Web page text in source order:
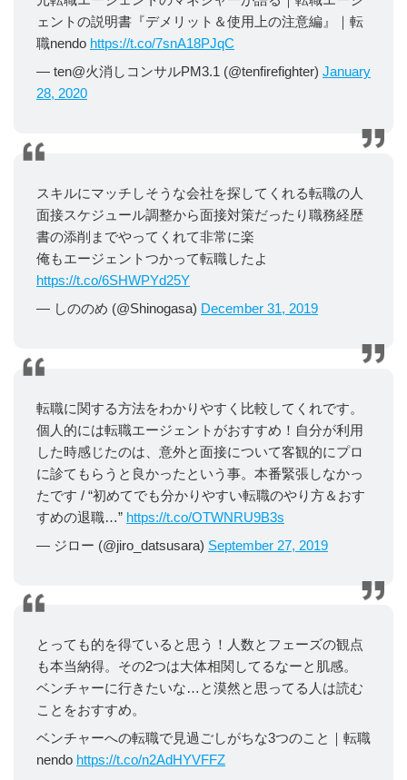
ェントの説明書『デメリット＆使用上の注意編』｜転
職nendo https://t.co/7snA18PJqC
— ten@火消しコンサルPM3.1 (@tenfirefighter) January
28, 2020
スキルにマッチしそうな会社を探してくれる転職の人
面接スケジュール調整から面接対策だったり職務経歴
書の添削までやってくれて非常に楽
俺もエージェントつかって転職したよ
https://t.co/6SHWPYd25Y
— しののめ (@Shinogasa) December 31, 2019
転職に関する方法をわかりやすく比較してくれです。
個人的には転職エージェントがおすすめ！自分が利用
した時感じたのは、意外と面接について客観的にプロ
に診てもらうと良かったという事。本番緊張しなかっ
たです / “初めてでも分かりやすい転職のやり方＆おす
すめの退職…” https://t.co/OTWNRU9B3s
— ジロー (@jiro_datsusara) September 27, 2019
とっても的を得ていると思う！人数とフェーズの観点
も本当納得。その2つは大体相関してるなーと肌感。
ベンチャーに行きたいな…と漠然と思ってる人は読む
ことをおすすめ。
ベンチャーへの転職で見過ごしがちな3つのこと｜転職
nendo https://t.co/n2AdHYVFFZ